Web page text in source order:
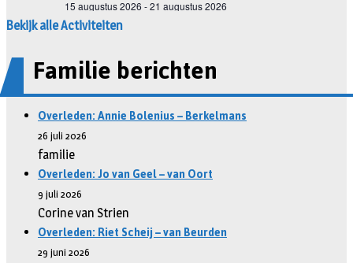
Bekijk alle Activiteiten
Familie berichten
Overleden: Annie Bolenius – Berkelmans
26 juli 2026
familie
Overleden: Jo van Geel – van Oort
9 juli 2026
Corine van Strien
Overleden: Riet Scheij – van Beurden
29 juni 2026